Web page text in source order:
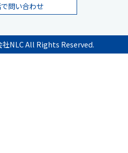
問い合わせ
NLC All Rights Reserved.